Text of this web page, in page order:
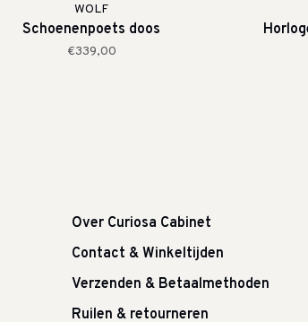
WOLF
Schoenenpoets doos
€339,00
Over Curiosa Cabinet
Contact & Winkeltijden
Verzenden & Betaalmethoden
Ruilen & retourneren